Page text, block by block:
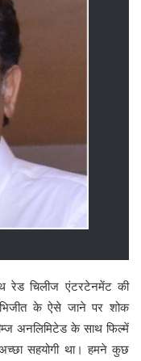
रेड चिलीज एंटरटेनमेंट की
के ऐसे जाने पर शोक
अनलिमिटेड के साथ फिल्में
सहयोगी था। हमने कुछ